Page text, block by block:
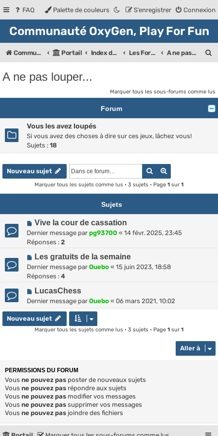
FAQ Connexion
S’enregistrer
Palette de couleurs
Communauté OxyGen, Play For Fun
Communauté OXyGeN Portail Index des forums Les Forums de la communauté A ne pas louper...
h
e
A ne pas louper...
Marquer tous les sous-forums comme lus
Forum
Vous les avez loupés
Si vous avez des choses à dire sur ces jeux, lâchez vous!
Sujets : 18
Nouveau sujet Rechercher
Marquer tous les sujets comme lus • 3 sujets • Page 1 sur 1
Sujets
Vive la cour de cassation
Dernier message par pg93700 « 14 févr. 2025, 23:45
Réponses : 2
Les gratuits de la semaine
Dernier message par Ouebo « 15 juin 2023, 18:58
Réponses : 4
LucasChess
Dernier message par Ouebo « 06 mars 2021, 10:02
Nouveau sujet
Marquer tous les sujets comme lus • 3 sujets • Page 1 sur 1
Aller à
PERMISSIONS DU FORUM
Vous ne pouvez pas poster de nouveaux sujets
Vous ne pouvez pas répondre aux sujets
Vous ne pouvez pas modifier vos messages
Vous ne pouvez pas supprimer vos messages
Vous ne pouvez pas joindre des fichiers